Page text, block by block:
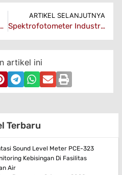
Cara Kalibrasi Refractometer Brix: Panduan Mudah & Akurat
ARTIKEL SELANJUTNYA
Spektrofotometer Industri Pangan: Warna dan Komposisi
artikel ini
Terbaru
Sound Level Meter PCE-323
Kebisingan Di Fasilitas
Air